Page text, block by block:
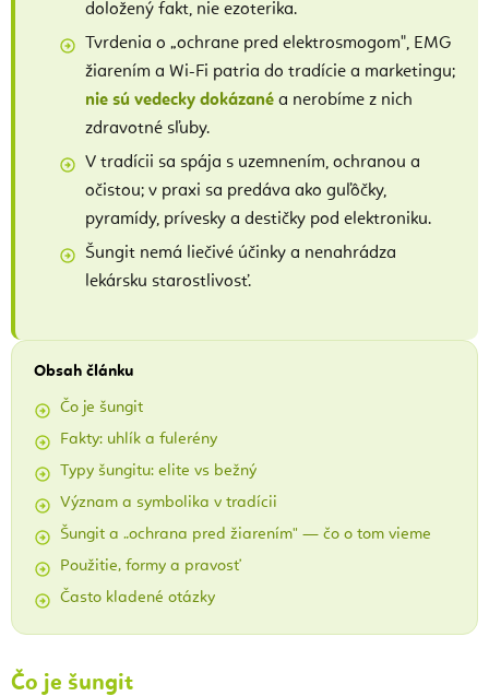
doložený fakt, nie ezoterika.
Tvrdenia o „ochrane pred elektrosmogom", EMG
žiarením a Wi-Fi patria do tradície a marketingu;
nie sú vedecky dokázané a nerobíme z nich
zdravotné sľuby.
V tradícii sa spája s uzemnením, ochranou a
očistou; v praxi sa predáva ako guľôčky,
pyramídy, prívesky a destičky pod elektroniku.
Šungit nemá liečivé účinky a nenahrádza
lekársku starostlivosť.
Obsah článku
Čo je šungit
Fakty: uhlík a fulerény
Typy šungitu: elite vs bežný
Význam a symbolika v tradícii
Šungit a „ochrana pred žiarením" — čo o tom vieme
Použitie, formy a pravosť
Často kladené otázky
Čo je šungit